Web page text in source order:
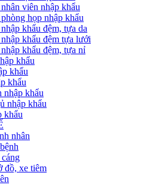
viên nhập khẩu
họp nhập khẩu
khẩu đệm, tựa da
khẩu đệm tựa lưới
khẩu đệm, tựa nỉ
khẩu
khẩu
khẩu
nhập khẩu
nhập khẩu
khẩu
nhân
đồ, xe tiêm